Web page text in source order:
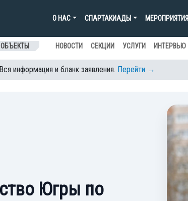
О НАС СПАРТАКИАДЫ МЕРОПРИЯТИЯ
НОВОСТИ СЕКЦИИ УСЛУГИ ИНТЕРВЬЮ
информация и бланк заявления. Перейти →
Югры по